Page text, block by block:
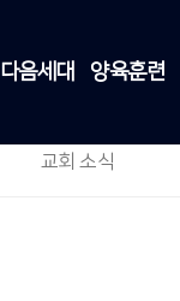
다음세대 양육훈련
교회 소식